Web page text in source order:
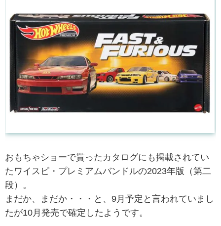
おもちゃショーで貰ったカタログにも掲載されてい
たワイスピ・プレミアムバンドルの2023年版（第二
段）。
まだか、まだか・・・と、9月予定と言われていまし
たが10月発売で確定したようです。